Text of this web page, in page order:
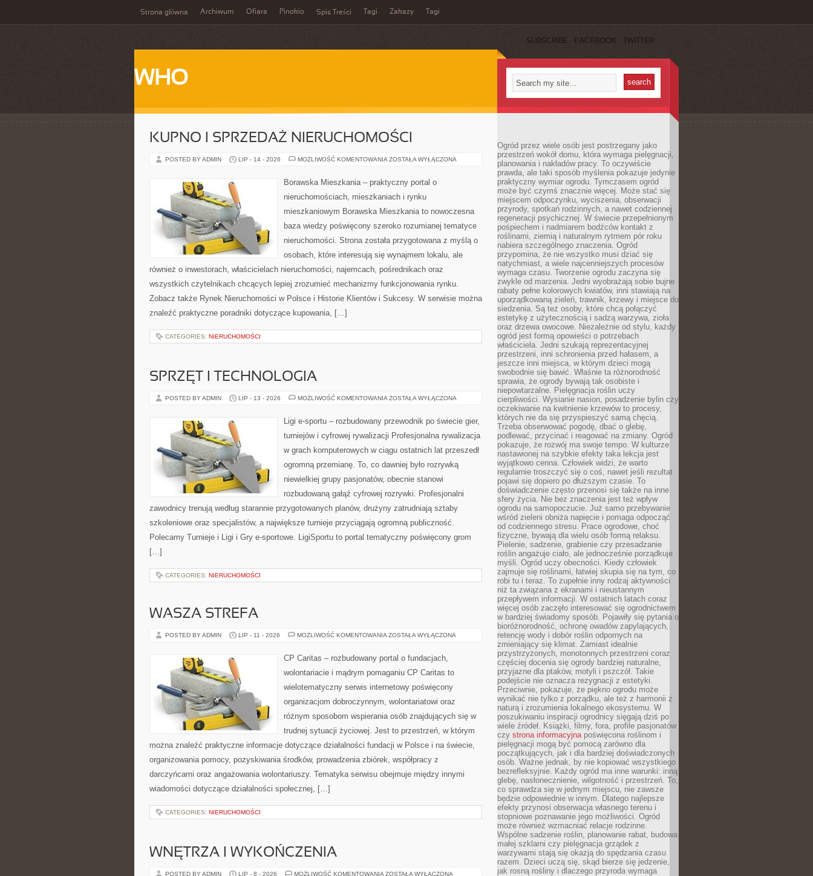
Strona główna Archiwum Ofiara Pinokio Spis Treści Tagi Zakazy Tagi
SUBSCRIBE FACEBOOK TWITTER
WHO
KUPNO I SPRZEDAŻ NIERUCHOMOŚCI
POSTED BY ADMIN LIP - 14 - 2026 MOŻLIWOŚĆ KOMENTOWANIA KUPNO
NIERUCHOMOŚCI
ZOSTAŁA WYŁĄCZONA
Borawska Mieszkania – praktyczny portal o
nieruchomościach, mieszkaniach i rynku
mieszkaniowym Borawska Mieszkania to nowoczesna
baza wiedzy poświęcony szeroko rozumianej tematyce
nieruchomości. Strona została przygotowana z myślą o
osobach, które interesują się wynajmem lokalu, ale
również o inwestorach, właścicielach nieruchomości, najemcach, pośrednikach oraz
wszystkich czytelnikach chcących lepiej zrozumieć mechanizmy funkcjonowania rynku.
Zobacz także Rynek Nieruchomości w Polsce i Historie Klientów i Sukcesy. W serwisie można
znaleźć praktyczne poradniki dotyczące kupowania, […]
CATEGORIES: NIERUCHOMOŚCI
SPRZĘT I TECHNOLOGIA
POSTED BY ADMIN LIP - 13 - 2026 MOŻLIWOŚĆ KOMENTOWANIA SPRZĘT
ZOSTAŁA WYŁĄCZONA
Ligi e-sportu – rozbudowany przewodnik po świecie gier,
turniejów i cyfrowej rywalizacji Profesjonalna rywalizacja
w grach komputerowych w ciągu ostatnich lat przeszedł
ogromną przemianę. To, co dawniej było rozrywką
niewielkiej grupy pasjonatów, obecnie stanowi
rozbudowaną gałąź cyfrowej rozrywki. Profesjonalni
zawodnicy trenują według starannie przygotowanych planów, drużyny zatrudniają sztaby
szkoleniowe oraz specjalistów, a największe turnieje przyciągają ogromną publiczność.
Polecamy Turnieje i Ligi i Gry e-sportowe. LigiSportu to portal tematyczny poświęcony grom
[…]
CATEGORIES: NIERUCHOMOŚCI
WASZA STREFA
POSTED BY ADMIN LIP - 11 - 2026 MOŻLIWOŚĆ KOMENTOWANIA WASZA
ZOSTAŁA WYŁĄCZONA
CP Caritas – rozbudowany portal o fundacjach,
wolontariacie i mądrym pomaganiu CP Caritas to
wielotematyczny serwis internetowy poświęcony
organizacjom dobroczynnym, wolontariatowi oraz
różnym sposobom wspierania osób znajdujących się w
trudnej sytuacji życiowej. Jest to przestrzeń, w którym
można znaleźć praktyczne informacje dotyczące działalności fundacji w Polsce i na świecie,
organizowania pomocy, pozyskiwania środków, prowadzenia zbiórek, współpracy z
darczyńcami oraz angażowania wolontariuszy. Tematyka serwisu obejmuje między innymi
wiadomości dotyczące działalności społecznej, […]
CATEGORIES: NIERUCHOMOŚCI
WNĘTRZA I WYKOŃCZENIA
POSTED BY ADMIN LIP - 8 - 2026 MOŻLIWOŚĆ KOMENTOWANIA WNĘTRZA
ZOSTAŁA WYŁĄCZONA
Ogród przez wiele osób jest postrzegany jako
przestrzeń wokół domu, która wymaga pielęgnacji,
planowania i nakładów pracy. To oczywiście
prawda, ale taki sposób myślenia pokazuje jedynie
praktyczny wymiar ogrodu. Tymczasem ogród
może być czymś znacznie więcej. Może stać się
miejscem odpoczynku, wyciszenia, obserwacji
przyrody, spotkań rodzinnych, a nawet codziennej
regeneracji psychicznej. W świecie przepełnionym
pośpiechem i nadmiarem bodźców kontakt z
roślinami, ziemią i naturalnym rytmem pór roku
nabiera szczególnego znaczenia. Ogród
przypomina, że nie wszystko musi dziać się
natychmiast, a wiele najcenniejszych procesów
wymaga czasu. Tworzenie ogrodu zaczyna się
zwykle od marzenia. Jedni wyobrażają sobie bujne
rabaty pełne kolorowych kwiatów, inni stawiają na
uporządkowaną zieleń, trawnik, krzewy i miejsce do
siedzenia. Są też osoby, które chcą połączyć
estetykę z użytecznością i sadzą warzywa, zioła
oraz drzewa owocowe. Niezależnie od stylu, każdy
ogród jest formą opowieści o potrzebach
właściciela. Jedni szukają reprezentacyjnej
przestrzeni, inni schronienia przed hałasem, a
jeszcze inni miejsca, w którym dzieci mogą
swobodnie się bawić. Właśnie ta różnorodność
sprawia, że ogrody bywają tak osobiste i
niepowtarzalne. Pielęgnacja roślin uczy
cierpliwości. Wysianie nasion, posadzenie bylin czy
oczekiwanie na kwitnienie krzewów to procesy,
których nie da się przyspieszyć samą chęcią.
Trzeba obserwować pogodę, dbać o glebę,
podlewać, przycinać i reagować na zmiany. Ogród
pokazuje, że rozwój ma swoje tempo. W kulturze
nastawionej na szybkie efekty taka lekcja jest
wyjątkowo cenna. Człowiek widzi, że warto
regularnie troszczyć się o coś, nawet jeśli rezultat
pojawi się dopiero po dłuższym czasie. To
doświadczenie często przenosi się także na inne
sfery życia. Nie bez znaczenia jest też wpływ
ogrodu na samopoczucie. Już samo przebywanie
wśród zieleni obniża napięcie i pomaga odpocząć
od codziennego stresu. Prace ogrodowe, choć
fizyczne, bywają dla wielu osób formą relaksu.
Pielenie, sadzenie, grabienie czy przesadzanie
roślin angażuje ciało, ale jednocześnie porządkuje
myśli. Ogród uczy obecności. Kiedy człowiek
zajmuje się roślinami, łatwiej skupia się na tym, co
robi tu i teraz. To zupełnie inny rodzaj aktywności
niż ta związana z ekranami i nieustannym
przepływem informacji. W ostatnich latach coraz
więcej osób zaczęło interesować się ogrodnictwem
w bardziej świadomy sposób. Pojawiły się pytania o
bioróżnorodność, ochronę owadów zapylających,
retencję wody i dobór roślin odpornych na
zmieniający się klimat. Zamiast idealnie
przystrzyżonych, monotonnych przestrzeni coraz
częściej docenia się ogrody bardziej naturalne,
przyjazne dla ptaków, motyli i pszczół. Takie
podejście nie oznacza rezygnacji z estetyki.
Przeciwnie, pokazuje, że piękno ogrodu może
wynikać nie tylko z porządku, ale też z harmonii z
naturą i zrozumienia lokalnego ekosystemu. W
poszukiwaniu inspiracji ogrodnicy sięgają dziś po
wiele źródeł. Książki, filmy, fora, profile pasjonatów
czy strona informacyjnapoświęcona roślinom i
pielęgnacji mogą być pomocą zarówno dla
początkujących, jak i dla bardziej doświadczonych
osób. Ważne jednak, by nie kopiować wszystkiego
bezrefleksyjnie. Każdy ogród ma inne warunki: inną
glebę, nasłonecznienie, wilgotność i przestrzeń. To,
co sprawdza się w jednym miejscu, nie zawsze
będzie odpowiednie w innym. Dlatego najlepsze
efekty przynosi obserwacja własnego terenu i
stopniowe poznawanie jego możliwości. Ogród
może również wzmacniać relacje rodzinne.
Wspólne sadzenie roślin, planowanie rabat, budowa
małej szklarni czy pielęgnacja grządek z
warzywami stają się okazją do spędzania czasu
razem. Dzieci uczą się, skąd bierze się jedzenie,
jak rosną rośliny i dlaczego przyroda wymaga